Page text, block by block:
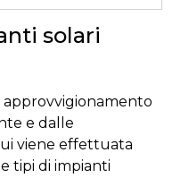
solari
approvvigionamento
e dalle
viene effettuata
tipi di impianti